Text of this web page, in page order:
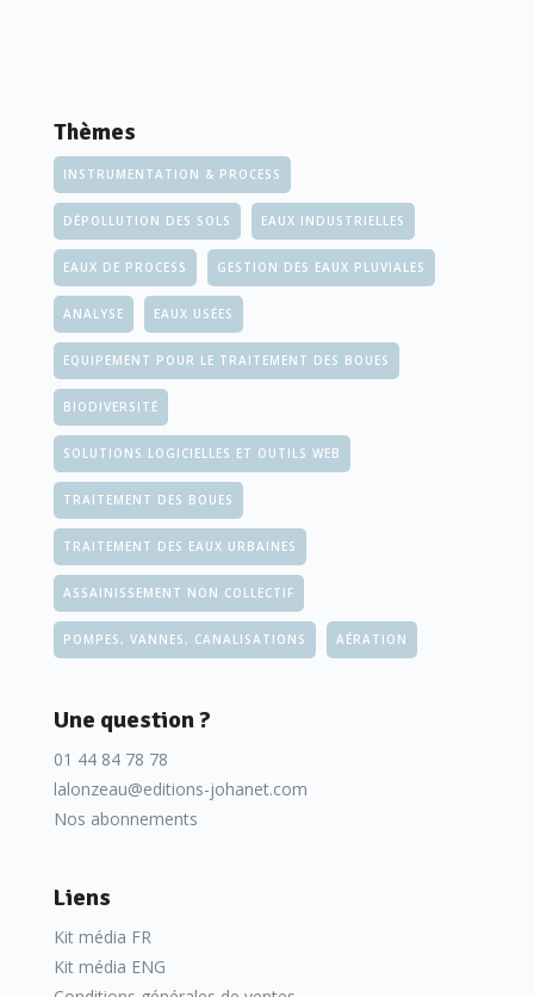
Thèmes
INSTRUMENTATION & PROCESS
DÉPOLLUTION DES SOLS EAUX INDUSTRIELLES
EAUX DE PROCESS GESTION DES EAUX PLUVIALES
ANALYSE EAUX USÉES
EQUIPEMENT POUR LE TRAITEMENT DES BOUES
BIODIVERSITÉ
SOLUTIONS LOGICIELLES ET OUTILS WEB
TRAITEMENT DES BOUES
TRAITEMENT DES EAUX URBAINES
ASSAINISSEMENT NON COLLECTIF
POMPES, VANNES, CANALISATIONS AÉRATION
Une question ?
01 44 84 78 78
lalonzeau@editions-johanet.com
Nos abonnements
Liens
Kit média FR
Kit média ENG